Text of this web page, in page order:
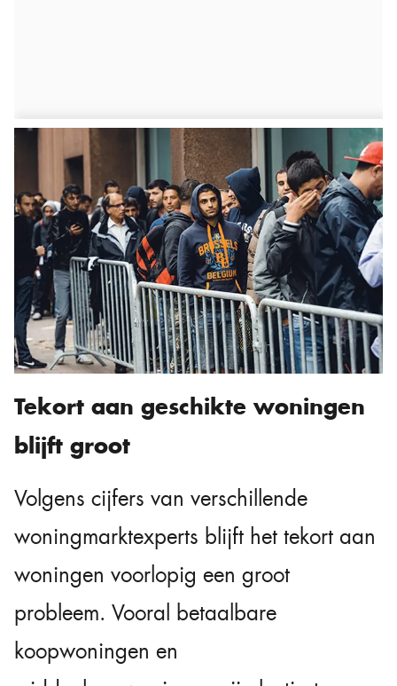
Tekort aan geschikte woningen
blijft groot
Volgens cijfers van verschillende
woningmarktexperts blijft het tekort aan
woningen voorlopig een groot
probleem. Vooral betaalbare
koopwoningen en